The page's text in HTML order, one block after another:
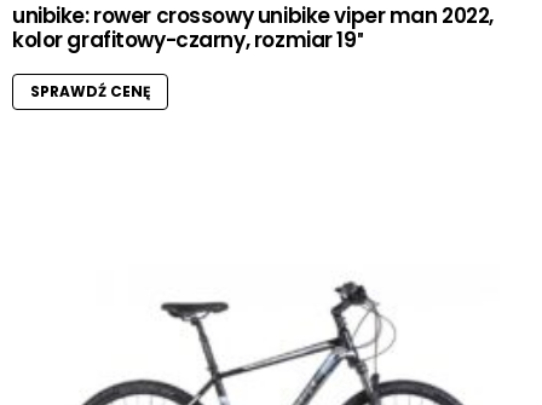
unibike: rower crossowy unibike viper man 2022,
kolor grafitowy-czarny, rozmiar 19″
SPRAWDŹ CENĘ